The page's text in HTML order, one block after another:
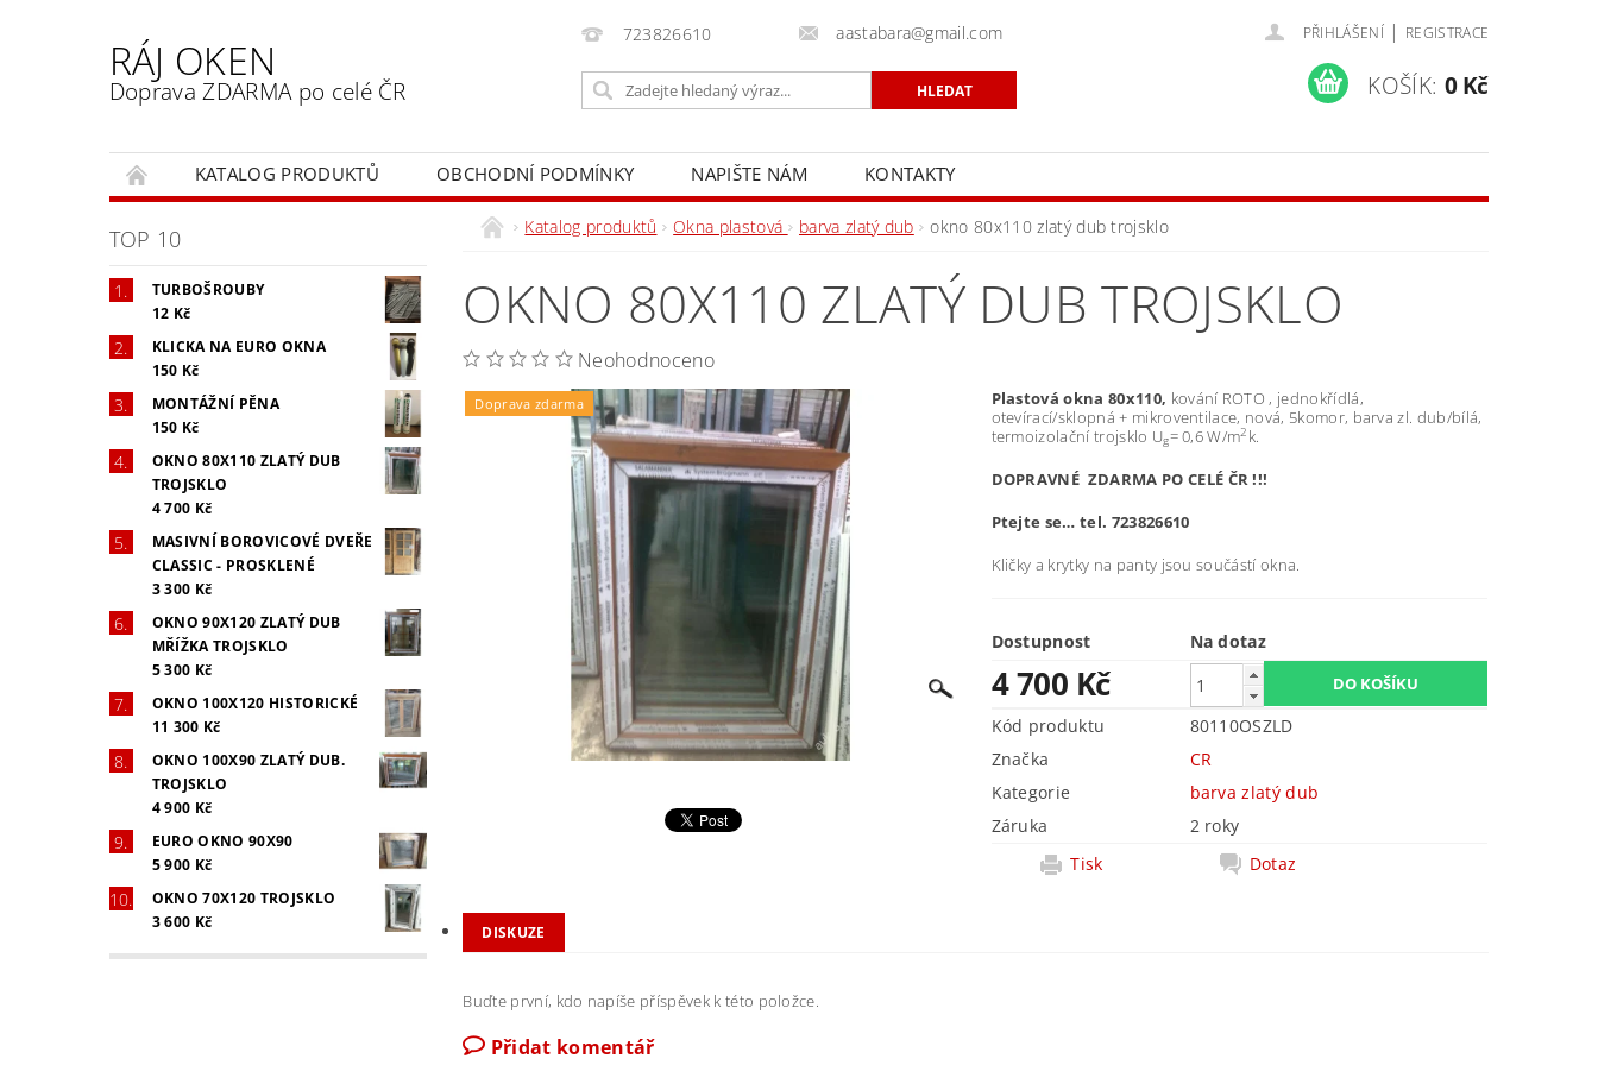
RÁJ OKEN
Doprava ZDARMA po celé ČR
723826610 aastabara@gmail.com PŘIHLÁŠENÍ | REGISTRACE
KOŠÍK: 0 Kč
KATALOG PRODUKTŮ OBCHODNÍ PODMÍNKY NAPIŠTE NÁM KONTAKTY
TOP 10
TURBOŠROUBY
12 Kč
KLICKA NA EURO OKNA
150 Kč
MONTÁŽNÍ PĚNA
150 Kč
OKNO 80X110 ZLATÝ DUB
TROJSKLO
4 700 Kč
MASIVNÍ BOROVICOVÉ DVEŘE
CLASSIC - PROSKLENÉ
3 300 Kč
OKNO 90X120 ZLATÝ DUB
MŘÍŽKA TROJSKLO
5 300 Kč
OKNO 100X120 HISTORICKÉ
11 300 Kč
OKNO 100X90 ZLATÝ DUB.
TROJSKLO
4 900 Kč
EURO OKNO 90X90
5 900 Kč
OKNO 70X120 TROJSKLO
3 600 Kč
Katalog produktů Okna plastová barva zlatý dub okno 80x110 zlatý dub trojsklo
OKNO 80X110 ZLATÝ DUB TROJSKLO
Neohodnoceno
Doprava zdarma Plastová okna 80x110, kování ROTO , jednokřídlá,
otevírací/sklopná + mikroventilace, nová, 5komor, barva zl. dub/bílá,
termoizolační trojsklo Ug= 0,6 W/m2 k.
DOPRAVNÉ ZDARMA PO CELÉ ČR !!!
Ptejte se… tel. 723826610
Kličky a krytky na panty jsou součástí okna.
Dostupnost Na dotaz
4 700 Kč
Kód produktu
80110OSZLD
Značka
CR
Kategorie
barva zlatý dub
Záruka
2 roky
Tisk
Dotaz
DISKUZE
Buďte první, kdo napíše příspěvek k této položce.
Přidat komentář